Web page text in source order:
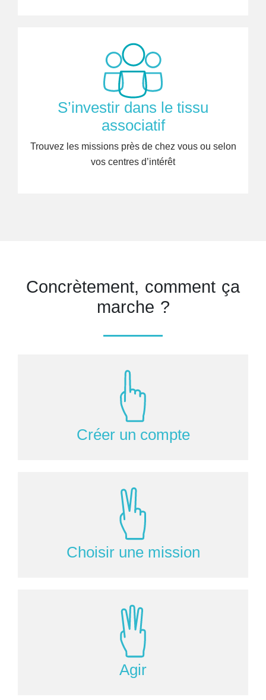
S’investir dans le tissu
associatif
Trouvez les missions près de chez vous ou selon
vos centres d’intérêt
Concrètement, comment ça
marche ?
Créer un compte
Choisir une mission
Agir